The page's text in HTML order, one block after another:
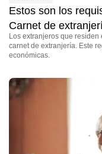
Estos son los
Carnet de
Los extranjeros que
carnet de extranjería. Este
económicas.